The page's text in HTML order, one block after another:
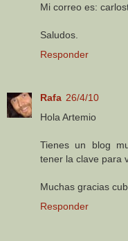
Mi correo es:
Saludos.
Responder
Rafa 26/4/10
Hola Artemio
Tienes un blog
tener la clave para
Muchas gracias
Responder